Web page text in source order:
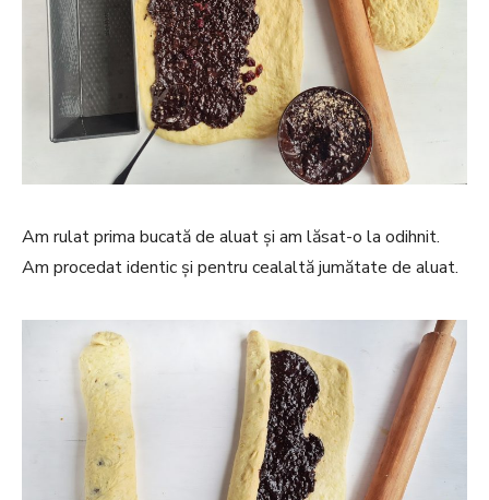
Am rulat prima bucată de aluat și am lăsat-o la odihnit.
Am procedat identic și pentru cealaltă jumătate de aluat.